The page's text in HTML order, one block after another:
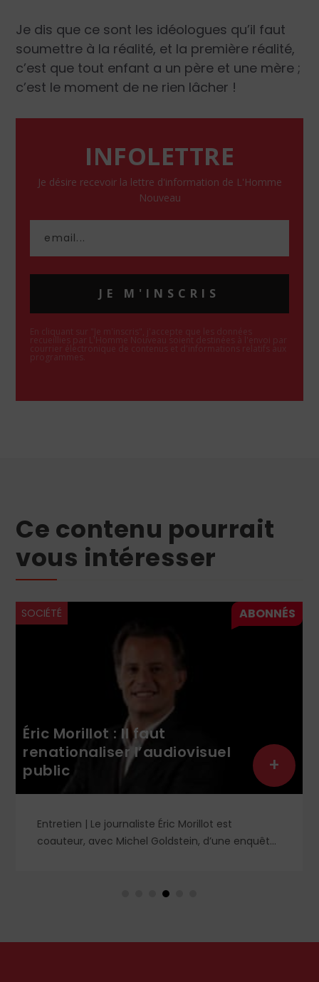
Je dis que ce sont les idéologues qu’il faut
soumettre à la réalité, et la première réalité,
c’est que tout enfant a un père et une mère ;
c’est le moment de ne rien lâcher !
INFOLETTRE
Je désire recevoir la lettre d'information de L'Homme
Nouveau
JE M'INSCRIS
En cliquant sur "Je m'inscris", j'accepte que les données
recueillies par L'Homme Nouveau soient destinées à l'envoi par
courrier électronique de contenus et d'informations relatifs aux
programmes.
Ce contenu pourrait
vous intéresser
SOCIÉTÉ
Éric Morillot : Il faut
renationaliser l’audiovisuel
public
Entretien | Le journaliste Éric Morillot est
coauteur, avec Michel Goldstein, d’une enquête
wokisme. Il propose des pistes pour en sortir.
+